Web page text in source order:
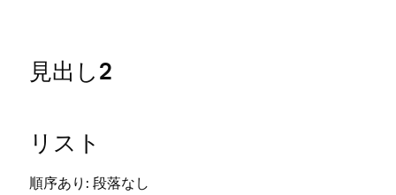
見出し2
リスト
順序あり ⁠: 段落なし